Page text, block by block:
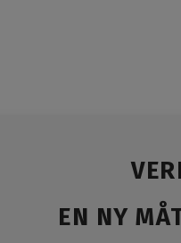
EN NY